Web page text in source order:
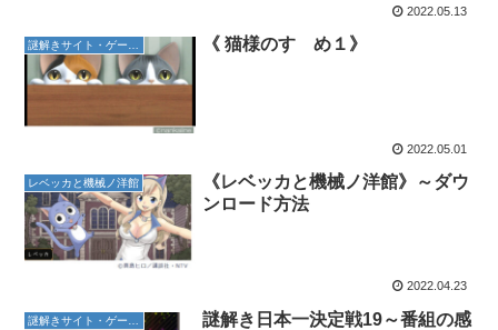
2022.05.13
謎解きサイト・ゲーム紹介 《 猫様のすゝめ１》
2022.05.01
レベッカと機械ノ洋館
《レベッカと機械ノ洋館》～ダウ
ンロード方法
2022.04.23
謎解き日本一決定戦19～番組の感